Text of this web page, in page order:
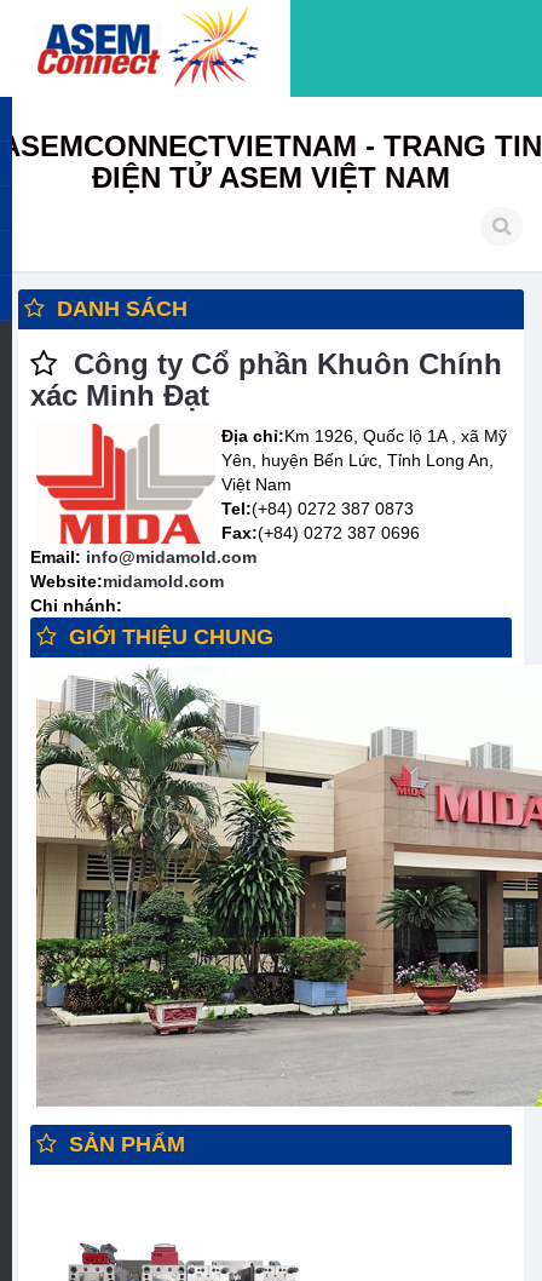
ASEMCONNECTVIETNAM - TRANG TIN
ĐIỆN TỬ ASEM VIỆT NAM
DANH SÁCH
Công ty Cổ phần Khuôn Chính
xác Minh Đạt
Địa chỉ:Km 1926, Quốc lộ 1A , xã Mỹ
Yên, huyện Bến Lức, Tỉnh Long An,
Việt Nam
Tel:(+84) 0272 387 0873
Fax:(+84) 0272 387 0696
Email: info@midamold.com
Website:midamold.com
Chi nhánh:
GIỚI THIỆU CHUNG
SẢN PHẨM